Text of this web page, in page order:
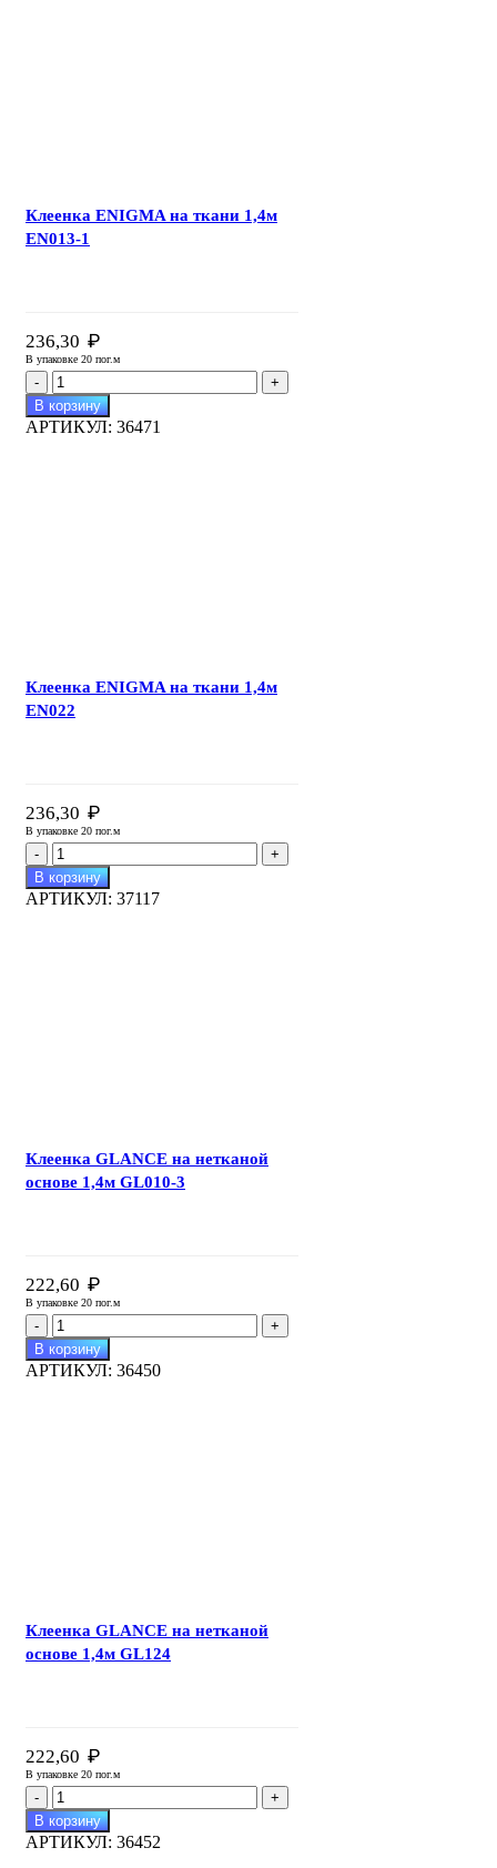
Клеенка ENIGMA на ткани 1,4м
EN013-1
236,30 ₽
В упаковке 20 пог.м
Количество
товара
Клеенка
ENIGMA
В корзину
АРТИКУЛ: 36471
Клеенка ENIGMA на ткани 1,4м
EN022
236,30 ₽
В упаковке 20 пог.м
Количество
товара
Клеенка
ENIGMA
В корзину
АРТИКУЛ: 37117
Клеенка GLANCE на нетканой
основе 1,4м GL010-3
222,60 ₽
В упаковке 20 пог.м
Количество
товара
Клеенка
GLANCE
В корзину
АРТИКУЛ: 36450
Клеенка GLANCE на нетканой
основе 1,4м GL124
222,60 ₽
В упаковке 20 пог.м
Количество
товара
Клеенка
GLANCE
В корзину
АРТИКУЛ: 36452